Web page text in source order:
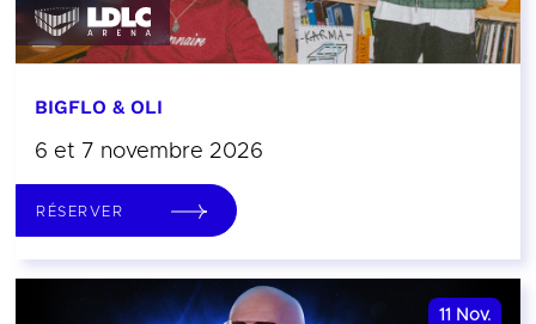
BIGFLO & OLI
6 et 7 novembre 2026
RÉSERVER
11 Nov.